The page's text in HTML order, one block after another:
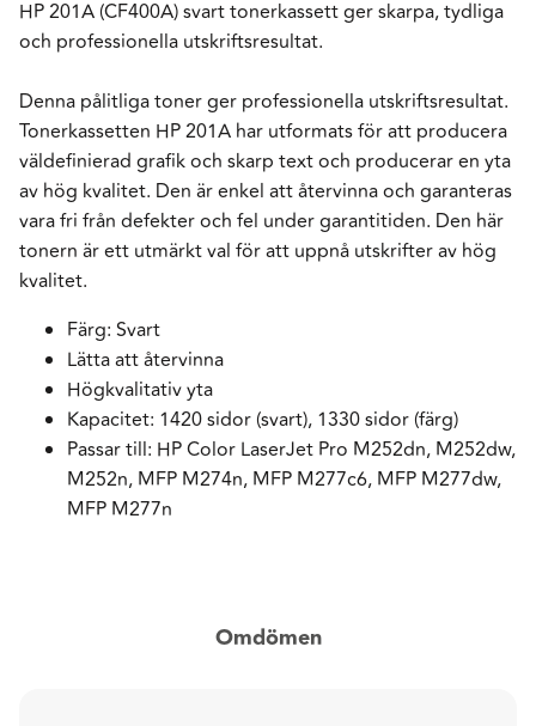
HP 201A (CF400A) svart tonerkassett ger skarpa, tydliga
och professionella utskriftsresultat.
Denna pålitliga toner ger professionella utskriftsresultat.
Tonerkassetten HP 201A har utformats för att producera
väldefinierad grafik och skarp text och producerar en yta
av hög kvalitet. Den är enkel att återvinna och garanteras
vara fri från defekter och fel under garantitiden. Den här
tonern är ett utmärkt val för att uppnå utskrifter av hög
kvalitet.
Färg: Svart
Lätta att återvinna
Högkvalitativ yta
Kapacitet: 1420 sidor (svart), 1330 sidor (färg)
Passar till: HP Color LaserJet Pro M252dn, M252dw,
M252n, MFP M274n, MFP M277c6, MFP M277dw,
MFP M277n
Omdömen